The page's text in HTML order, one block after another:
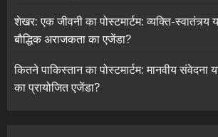
शेखर: एक जीवनी का पोस्टमार्टम: व्यक्ति-
बौद्धिक अराजकता का एजेंडा?
कितने पाकिस्तान का पोस्टमार्टम: मानवीय संवेदना
का प्रायोजित एजेंडा?